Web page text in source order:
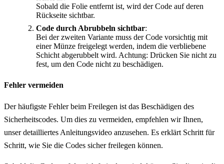
Sobald die Folie entfernt ist, wird der Code auf deren
Rückseite sichtbar.
Code durch Abrubbeln sichtbar:
Bei der zweiten Variante muss der Code vorsichtig mit
einer Münze freigelegt werden, indem die verbliebene
Schicht abgerubbelt wird. Achtung: Drücken Sie nicht zu
fest, um den Code nicht zu beschädigen.
Fehler vermeiden
Der häufigste Fehler beim Freilegen ist das Beschädigen des
Sicherheitscodes. Um dies zu vermeiden, empfehlen wir Ihnen,
unser detailliertes Anleitungsvideo anzusehen. Es erklärt Schritt für
Schritt, wie Sie die Codes sicher freilegen können.